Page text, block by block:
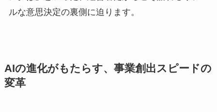
ルな意思決定の裏側に迫ります。
AIの進化がもたらす、事業創出スピードの
変革